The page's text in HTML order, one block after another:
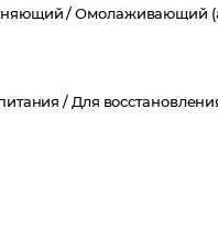
/Омолаживающий
/ Для